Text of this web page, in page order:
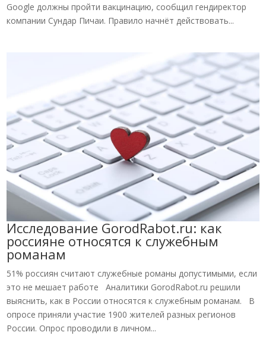
Google должны пройти вакцинацию, сообщил гендиректор
компании Сундар Пичаи. Правило начнёт действовать...
Исследование GorodRabot.ru: как
россияне относятся к служебным
романам
51% россиян считают служебные романы допустимыми, если
это не мешает работе Аналитики GorodRabot.ru решили
выяснить, как в России относятся к служебным романам. В
опросе приняли участие 1900 жителей разных регионов
России. Опрос проводили в личном...